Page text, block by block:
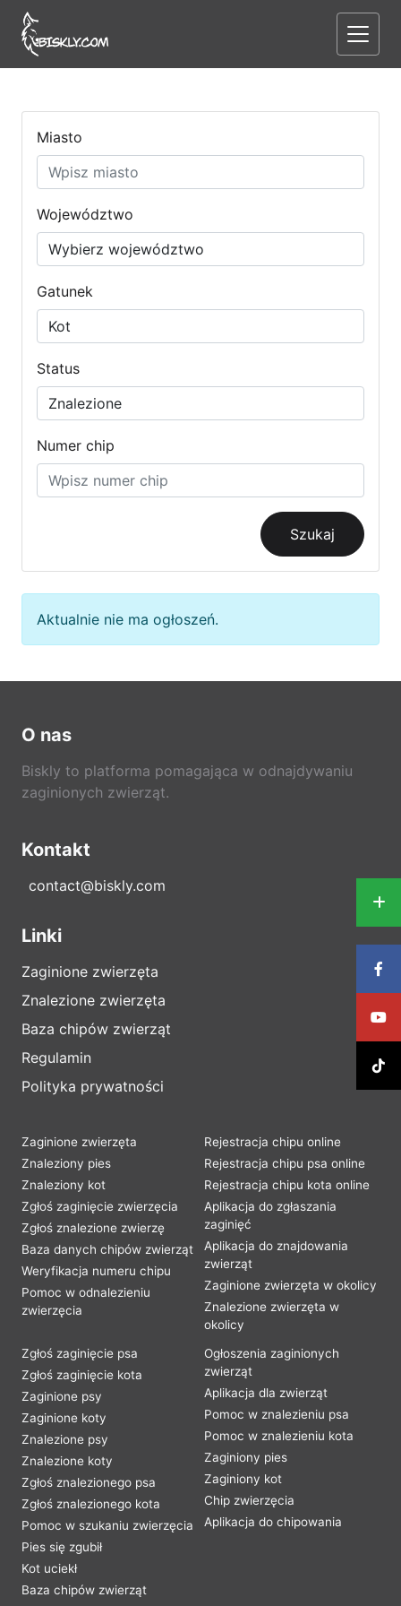
Miasto
Województwo
Gatunek
Status
Numer chip
Szukaj
Aktualnie nie ma ogłoszeń.
O nas
Biskly to platforma pomagająca w odnajdywaniu
zaginionych zwierząt.
Kontakt
contact@biskly.com
Linki
Zaginione zwierzęta
Znalezione zwierzęta
Baza chipów zwierząt
Regulamin
Polityka prywatności
Zaginione zwierzęta
Znaleziony pies
Znaleziony kot
Zgłoś zaginięcie zwierzęcia
Zgłoś znalezione zwierzę
Baza danych chipów zwierząt
Weryfikacja numeru chipu
Pomoc w odnalezieniu
zwierzęcia
Rejestracja chipu online
Rejestracja chipu psa online
Rejestracja chipu kota online
Aplikacja do zgłaszania
zaginięć
Aplikacja do znajdowania
zwierząt
Zaginione zwierzęta w okolicy
Znalezione zwierzęta w
okolicy
Zgłoś zaginięcie psa
Zgłoś zaginięcie kota
Zaginione psy
Zaginione koty
Znalezione psy
Znalezione koty
Zgłoś znalezionego psa
Zgłoś znalezionego kota
Pomoc w szukaniu zwierzęcia
Pies się zgubił
Kot uciekł
Baza chipów zwierząt
Ogłoszenia zaginionych
zwierząt
Aplikacja dla zwierząt
Pomoc w znalezieniu psa
Pomoc w znalezieniu kota
Zaginiony pies
Zaginiony kot
Chip zwierzęcia
Aplikacja do chipowania